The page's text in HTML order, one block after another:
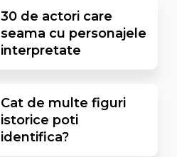
30 de actori care
seama cu personajele
interpretate
Cat de multe figuri
istorice poti
identifica?